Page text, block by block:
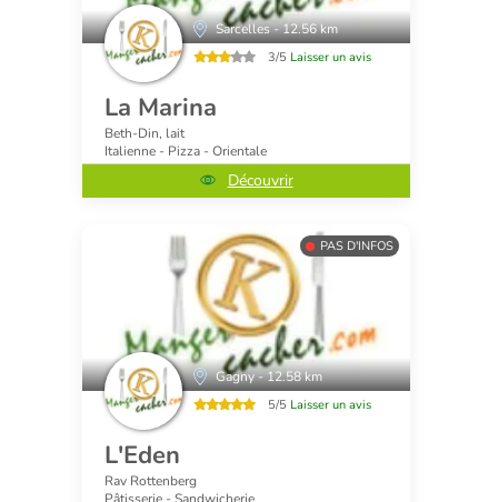
Sarcelles - 12.56 km
3/5 Laisser un avis
La Marina
Beth-Din, lait
Italienne - Pizza - Orientale
Découvrir
PAS D'INFOS
Gagny - 12.58 km
5/5 Laisser un avis
L'Eden
Rav Rottenberg